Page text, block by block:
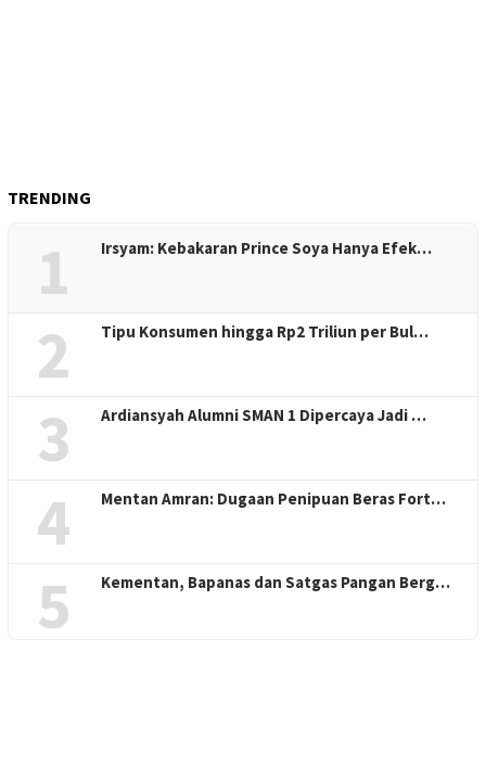
TRENDING
1 Irsyam: Kebakaran Prince Soya Hanya Efek…
2 Tipu Konsumen hingga Rp2 Triliun per Bul…
3 Ardiansyah Alumni SMAN 1 Dipercaya Jadi …
4 Mentan Amran: Dugaan Penipuan Beras Fort…
5 Kementan, Bapanas dan Satgas Pangan Berg…